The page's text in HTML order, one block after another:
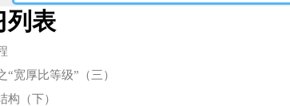
列表
“宽厚比等级”（三）
构（下）